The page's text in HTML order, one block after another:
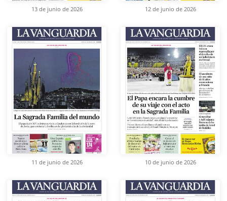
13 de junio de 2026 12 de junio de 2026
11 de junio de 2026 10 de junio de 2026